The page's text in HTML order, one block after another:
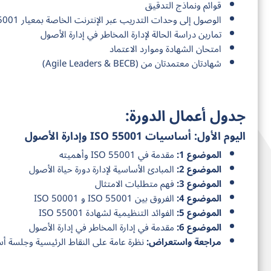
قوائم ونماذج التدقيق
الوصول إلى وحدات التدريب عبر الإنترنت الخاصة بمعيار ISO 55001
تمارين دراسة الحالة لإدارة المخاطر في إدارة الأصول
امتحان الشهادة وموارد الاعتماد
شهادتان معتمدتان من (Agile Leaders & BECB)
جدول أعمال الدورة:
اليوم الأول: أساسيات ISO 55001 وإدارة الأصول
الموضوع 1: مقدمة في ISO 55001 وأهميته
الموضوع 2: المبادئ الأساسية لإدارة دورة حياة الأصول
الموضوع 3: فهم متطلبات الامتثال
الموضوع 4: الفروق بين ISO 55001 و ISO 50001
الموضوع 5: الفوائد التنظيمية لشهادة ISO 55001
الموضوع 6: مقدمة في إدارة المخاطر في إدارة الأصول
مراجعة واستعراض:نظرة عامة على النقاط الرئيسية وجلسة